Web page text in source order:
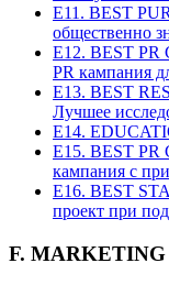
E11. BEST
общественно
E12. BEST
PR кампания
E13. BEST
Лучшее
E14.
E15. BEST
кампания с
E16. BEST
проект при
F. MARKETING